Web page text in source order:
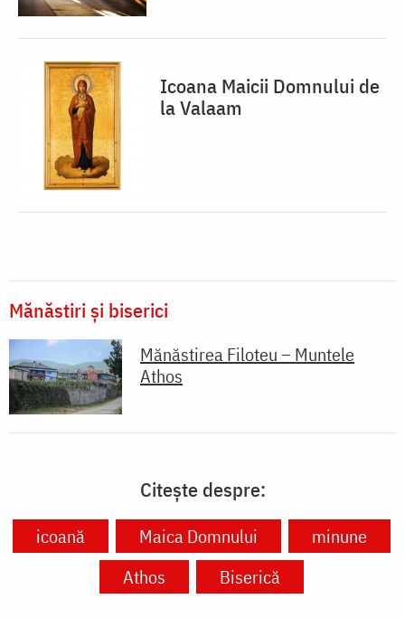
Icoana Maicii Domnului de
la Valaam
Mănăstiri și biserici
Mănăstirea Filoteu – Muntele
Athos
Citește despre:
icoană Maica Domnului
minune
Athos
Biserică